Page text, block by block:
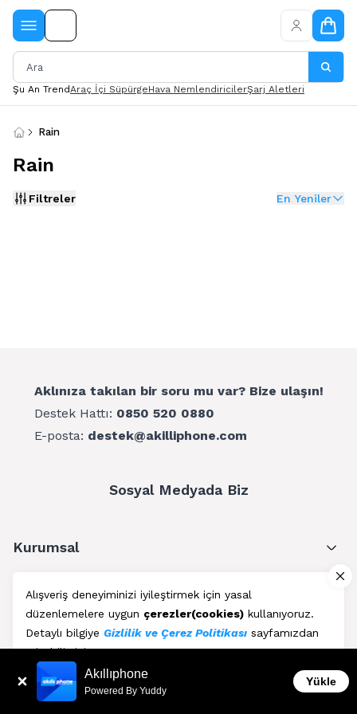
Alışveriş deneyiminizi iyileştirmek için yasal
düzenlemelere uygun çerezler(cookies) kullanıyoruz.
Detaylı bilgiye Gizlilik ve Çerez Politikası sayfamızdan
erişebilirsiniz.
Kabul Et
Şu An TrendAraç İçi SüpürgeHava NemlendiricilerŞarj Aletleri
Rain
Rain
Filtreler En Yeniler
Aklınıza takılan bir soru mu var? Bize ulaşın!
Destek Hattı: 0850 520 0880
E-posta: destek@akilliphone.com
Sosyal Medyada Biz
Kurumsal
Müşteri Hizmetleri
Üyelik
Blog Akıllıphone
Powered By Yuddy
Yükle